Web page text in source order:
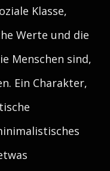
Klasse,
Werte und die
Menschen sind,
Ein Charakter,